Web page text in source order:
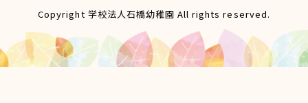
Copyright 学校法人石橋幼稚園 All rights reserved.